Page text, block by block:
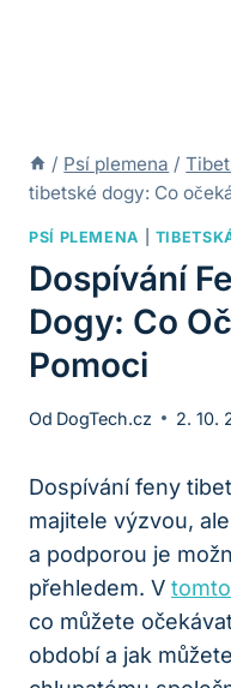
/ Psí plemena /
tibetské dogy: Co
PSÍ PLEMENA
Dospívání
Dogy: Co
Pomoci
Od DogTech.cz 2. 10.
Dospívání feny
majitele výzvou,
a podporou je
přehledem. V
co můžete
období a jak